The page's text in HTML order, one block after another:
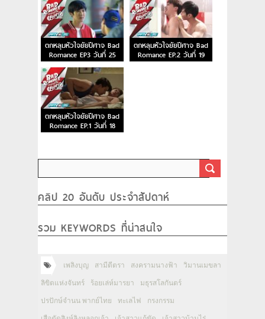
ตกหลุมหัวใจยัยปีศาจ Bad
Romance EP3 วันที่ 25
ก.ค. 59
ตกหลุมหัวใจยัยปีศาจ Bad
Romance EP.2 วันที่ 19
ก.ค. 59
ตกหลุมหัวใจยัยปีศาจ Bad
Romance EP.1 วันที่ 18
ก.ค. 59
คลิป 20 อันดับ ประจำสัปดาห์
รวม KEYWORDS ที่น่าสนใจ
เพลิงบุญ สามีตีตรา สงครามนางฟ้า วิมานเมขลา
ลิขิตแห่งจันทร์ ร้อยเล่ห์มารยา มธุรสโลกันตร์
ปรปักษ์จำนน พากย์ไทย ทะเลไฟ กรงกรรม